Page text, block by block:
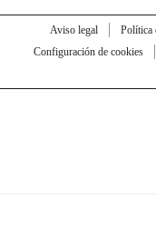
Aviso legal Política
Configuración de cookies